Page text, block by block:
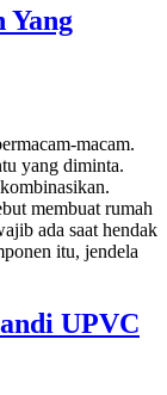
Yang
macam.
yang diminta.
membuat rumah
ada saat hendak
itu, jendela
UPVC